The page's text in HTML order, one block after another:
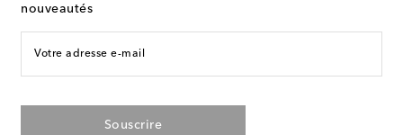
nouveautés
Votre adresse e-mail
Souscrire